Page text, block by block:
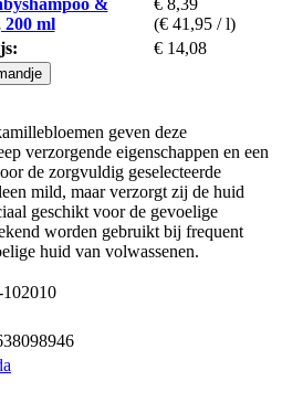
200 ml
(€ 41,95 / l)
€ 14,08
geven deze
verzorgende eigenschappen en een
de zorgvuldig geselecteerde
mild, maar verzorgt zij de huid
geschikt voor de gevoelige
worden gebruikt bij frequent
huid van volwassenen.